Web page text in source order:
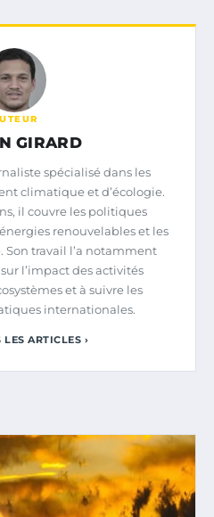
GIRARD
spécialisé dans les
climatique et d’écologie.
il couvre les politiques
renouvelables et les
travail l’a notamment
l’impact des activités
et à suivre les
internationales.
ARTICLES ›